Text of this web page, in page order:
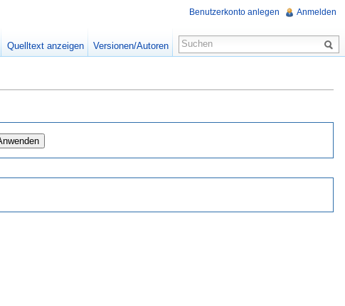
Benutzerkonto anlegen Anmelden
Quelltext anzeigen Versionen/Autoren